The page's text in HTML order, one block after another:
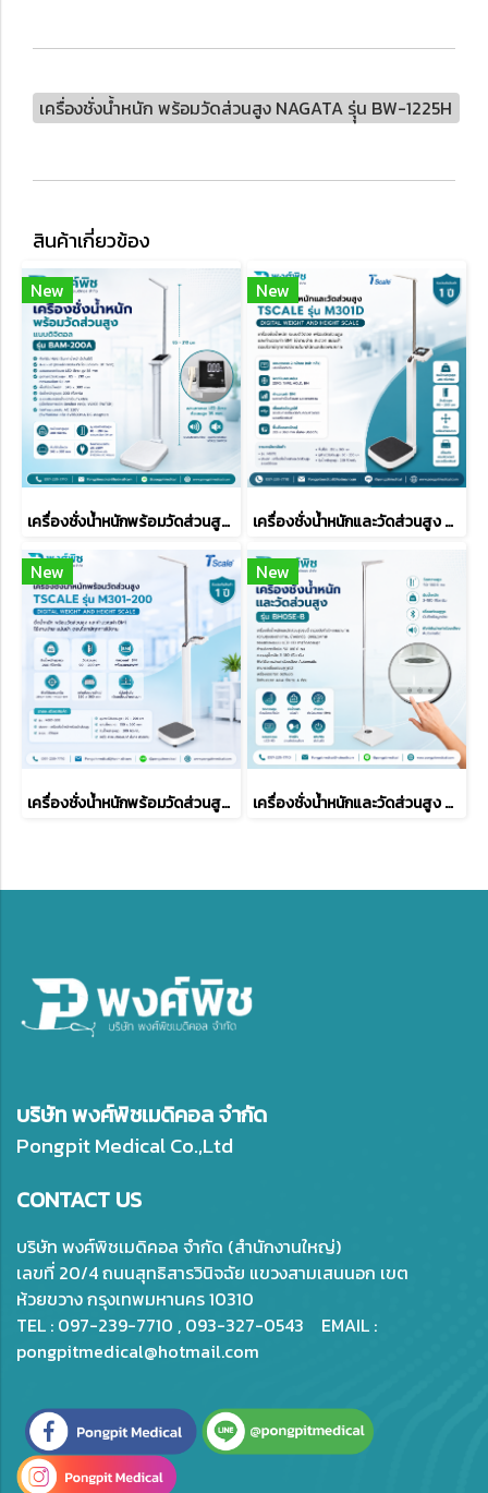
เครื่องชั่งน้ำหนัก พร้อมวัดส่วนสูง NAGATA รุุ่น BW-1225H
สินค้าเกี่ยวข้อง
New
เครื่องชั่งน้ำหนักพร้อมวัดส่วนสูง แบบดิจิตอล BAM รุ่น BAM-200A
New
เครื่องชั่งน้ำหนักและวัดส่วนสูง TSCALE รุ่น M301D
New
เครื่องชั่งน้ำหนักพร้อมวัดส่วนสูง TSCALE รุ่น M301-200
New
เครื่องชั่งน้ำหนักและวัดส่วนสูง รุ่น BH05E-B
บริษัท พงศ์พิชเมดิคอล จำกัด
Pongpit Medical Co.,Ltd
CONTACT US
บริษัท พงศ์พิชเมดิคอล จำกัด (สำนักงานใหญ่)
เลขที่ 20/4 ถนนสุทธิสารวินิจฉัย แขวงสามเสนนอก เขต
ห้วยขวาง กรุงเทพมหานคร 10310
TEL : 097-239-7710 , 093-327-0543 EMAIL :
pongpitmedical@hotmail.com